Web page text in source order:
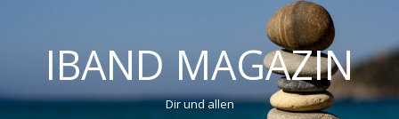
IBAND MAGAZIN
Dir und allen